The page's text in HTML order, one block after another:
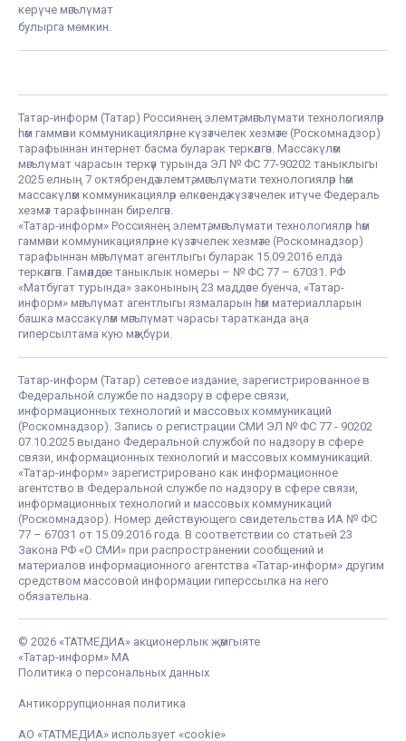
керүче мәгълүмат
булырга мөмкин.
Татар-информ (Татар) Россиянең элемтә, мәгълүмати технологияләр
һәм гаммәви коммуникацияләрне күзәтчелек хезмәте (Роскомнадзор)
тарафыннан интернет басма буларак теркәлгән. Массакүләм
мәгълүмат чарасын теркәү турында ЭЛ № ФС 77-90202 таныклыгы
2025 елның 7 октябрендә элемтә, мәгълүмати технологияләр һәм
массакүләм коммуникацияләр өлкәсендә күзәтчелек итүче Федераль
хезмәт тарафыннан бирелгән.
«Татар-информ» Россиянең элемтә, мәгълүмати технологияләр һәм
гаммәви коммуникацияләрне күзәтчелек хезмәте (Роскомнадзор)
тарафыннан мәгълүмат агентлыгы буларак 15.09.2016 елда
теркәлгән. Гамәлдәге таныклык номеры – № ФС 77 – 67031. РФ
«Матбугат турында» законының 23 маддәсе буенча, «Татар-
информ» мәгълүмат агентлыгы язмаларын һәм материалларын
башка массакүләм мәгълүмат чарасы таратканда аңа
гиперсылтама кую мәҗбүри.
Татар-информ (Татар) сетевое издание, зарегистрированное в
Федеральной службе по надзору в сфере связи,
информационных технологий и массовых коммуникаций
(Роскомнадзор). Запись о регистрации СМИ ЭЛ № ФС 77 - 90202
07.10.2025 выдано Федеральной службой по надзору в сфере
связи, информационных технологий и массовых коммуникаций.
«Татар-информ» зарегистрировано как информационное
агентство в Федеральной службе по надзору в сфере связи,
информационных технологий и массовых коммуникаций
(Роскомнадзор). Номер действующего свидетельства ИА № ФС
77 – 67031 от 15.09.2016 года. В соответствии со статьей 23
Закона РФ «О СМИ» при распространении сообщений и
материалов информационного агентства «Татар-информ» другим
средством массовой информации гиперссылка на него
обязательна.
© 2026 «ТАТМЕДИА» акционерлык җәмгыяте
«Татар-информ» МА
Политика о персональных данных
Антикоррупционная политика
АО «ТАТМЕДИА» использует «cookie»